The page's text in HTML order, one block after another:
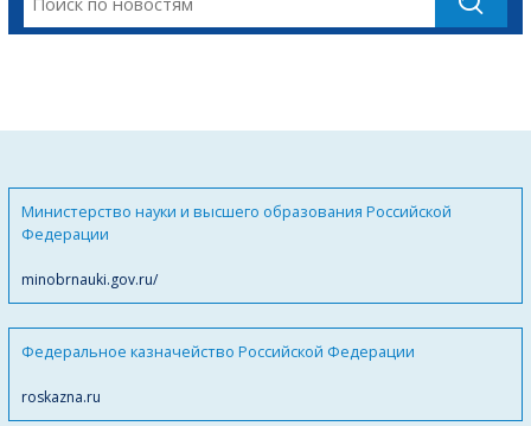
Министерство науки и высшего образования Российской
Федерации
minobrnauki.gov.ru/
Федеральное казначейство Российской Федерации
roskazna.ru